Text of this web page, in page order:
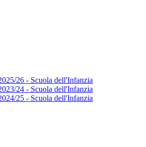
26 - Scuola dell'Infanzia
24 - Scuola dell'Infanzia
25 - Scuola dell'Infanzia